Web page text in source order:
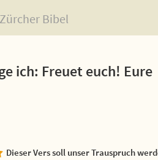
Zürcher Bibel
ich: Freuet euch! Eure
Dieser Vers soll unser Trauspruch